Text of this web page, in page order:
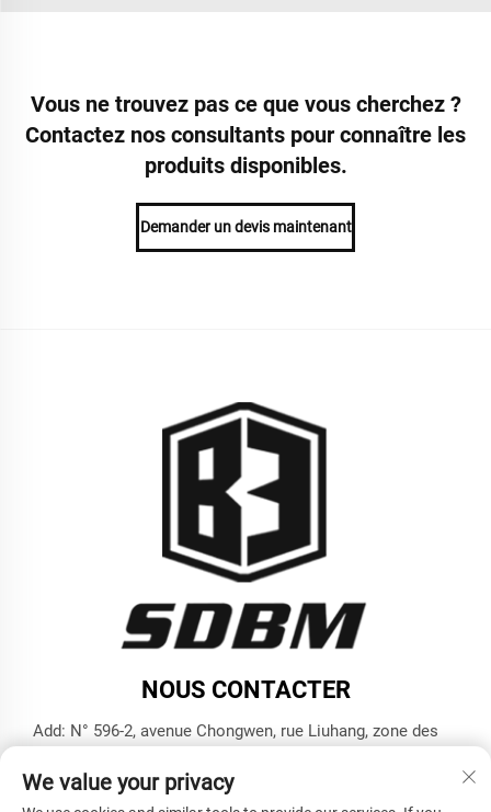
Vous ne trouvez pas ce que vous cherchez ?
Contactez nos consultants pour connaître les
produits disponibles.
Demander un devis maintenant
NOUS CONTACTER
Add: N° 596-2, avenue Chongwen, rue Liuhang, zone des
Tél. :+86-17853787374
We value your privacy